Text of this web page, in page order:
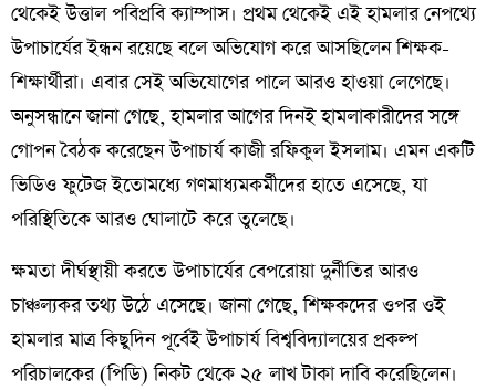
থেকেই উত্তাল পবিপ্রবি ক্যাম্পাস। প্রথম থেকেই এই হামলার নেপথ্যে
উপাচার্যের ইন্ধন রয়েছে বলে অভিযোগ করে আসছিলেন শিক্ষক-
শিক্ষার্থীরা। এবার সেই অভিযোগের পালে আরও হাওয়া লেগেছে।
অনুসন্ধানে জানা গেছে, হামলার আগের দিনই হামলাকারীদের সঙ্গে
গোপন বৈঠক করেছেন উপাচার্য কাজী রফিকুল ইসলাম। এমন একটি
ভিডিও ফুটেজ ইতোমধ্যে গণমাধ্যমকর্মীদের হাতে এসেছে, যা
পরিস্থিতিকে আরও ঘোলাটে করে তুলেছে।
​ক্ষমতা দীর্ঘস্থায়ী করতে উপাচার্যের বেপরোয়া দুর্নীতির আরও
চাঞ্চল্যকর তথ্য উঠে এসেছে। জানা গেছে, শিক্ষকদের ওপর ওই
হামলার মাত্র কিছুদিন পূর্বেই উপাচার্য বিশ্ববিদ্যালয়ের প্রকল্প
পরিচালকের (পিডি) নিকট থেকে ২৫ লাখ টাকা দাবি করেছিলেন।